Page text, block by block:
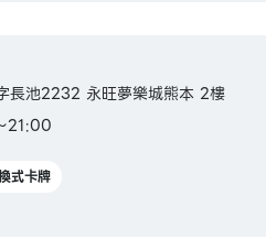
長池2232 永旺夢樂城熊本 2樓
21:00
式卡牌